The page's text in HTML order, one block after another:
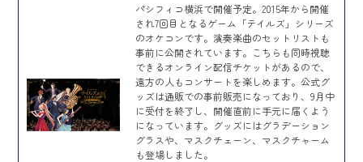
パシフィコ横浜で開催予定。2015年から開催
され7回目となるゲーム「テイルズ」シリーズ
のオケコンです。演奏楽曲のセットリストも
事前に公開されています。こちらも同時視聴
できるオンライン配信チケットがあるので、
遠方の人もコンサートを楽しめます。公式グ
ッズは通販での事前販売になっており、9月中
に受付を終了し、開催直前に手元に届くよう
になっています。グッズにはグラデーション
グラスや、マスクチェーン、マスクチャーム
も登場しました。